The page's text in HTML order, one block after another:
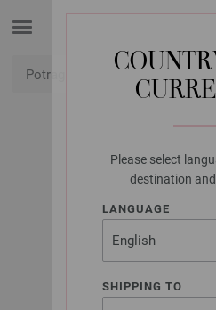
Please select
destination
LANGUAGE
SHIPPING TO
UNION
UNION
44840/